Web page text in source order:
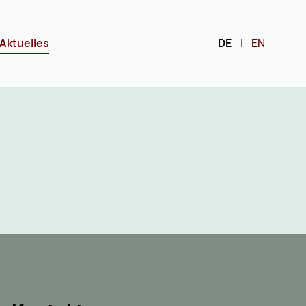
Aktuelles DE | EN